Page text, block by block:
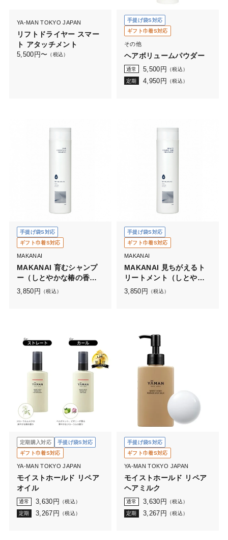
YA-MAN TOKYO JAPAN
リフトドライヤー スマー
ト アタッチメント
5,500 円〜 （税込）
手提げ袋S対応
ギフト巾着S対応
その他
ヘアボリュームパウダー
通常 5,500 円 （税込）
定期 4,950 円 （税込）
手提げ袋S対応
ギフト巾着S対応
MAKANAI
MAKANAI 育むシャンプ
ー（しとやかな椿の香
り）
3,850 円 （税込）
手提げ袋S対応
ギフト巾着S対応
MAKANAI
MAKANAI 見ちがえるト
リートメント（しとやか
な椿の香り）
3,850 円 （税込）
定期購入対応
手提げ袋S対応
ギフト巾着S対応
YA-MAN TOKYO JAPAN
モイストホールド リペア
オイル
通常 3,630 円 （税込）
定期 3,267 円 （税込）
手提げ袋S対応
ギフト巾着S対応
YA-MAN TOKYO JAPAN
モイストホールド リペア
ヘアミルク
通常 3,630 円 （税込）
定期 3,267 円 （税込）